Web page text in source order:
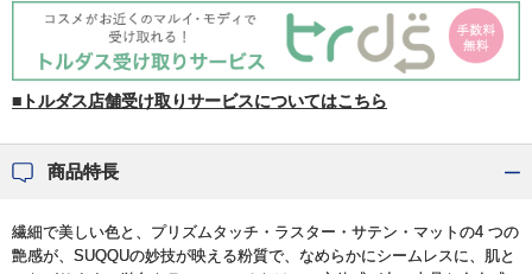
■トルダス店舗受け取りサービスについてはこちら
商品特長
繊細で美しい色と、プリズムタッチ・ラスター・サテン・マットの4 つの
艶感が、SUQQUの妙技が映える粉質で、なめらかにシームレスに、肌と